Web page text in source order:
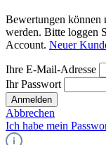
Bewertungen können
werden. Bitte loggen
Account. Neuer
Ihre E-Mail-Adresse
Ihr Passwort
Anmelden
Abbrechen
Ich habe mein